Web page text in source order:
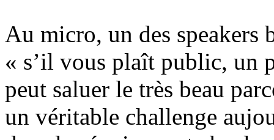
Au micro, un des speakers
« s’il vous plaît public, un
peut saluer le très beau
un véritable challenge